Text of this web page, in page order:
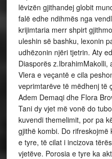
lëvizën gjithandej globit
falë edhe ndihmës nga
krijimtaria merr shpirt
uleshin së bashku, lexonin
udhëzonin njëri tjetrin. Aty
Diasporës z.IbrahimMakolli,
Vlera e veçantë e cila
veprimtarëve të mëdhenj të
Adem Demaqi dhe Flora
Tani dy vjet më vonë do
kuvendi themelimit, por pa
gjithë kombi. Do
e tyre, të cilat i incizova
vjetëve. Porosia e tyre ka